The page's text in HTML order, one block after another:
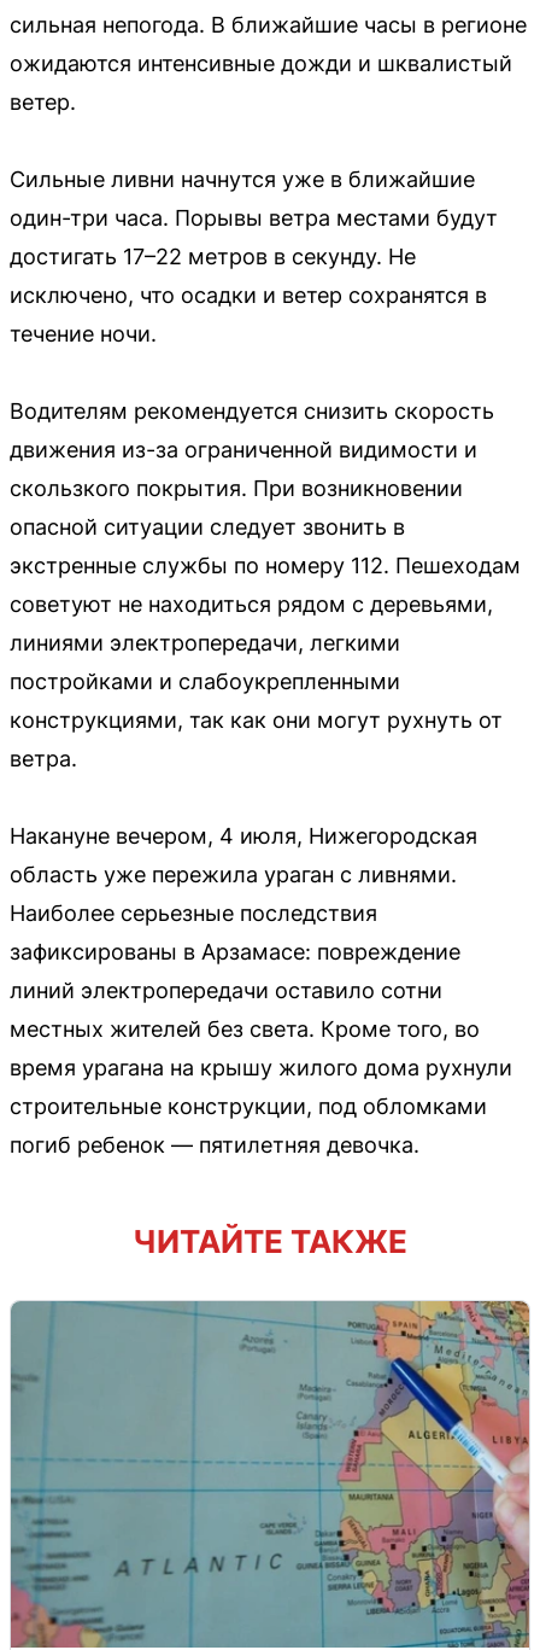
сильная непогода. В ближайшие часы в регионе
ожидаются интенсивные дожди и шквалистый
ветер.
Сильные ливни начнутся уже в ближайшие
один-три часа. Порывы ветра местами будут
достигать 17–22 метров в секунду. Не
исключено, что осадки и ветер сохранятся в
течение ночи.
Водителям рекомендуется снизить скорость
движения из-за ограниченной видимости и
скользкого покрытия. При возникновении
опасной ситуации следует звонить в
экстренные службы по номеру 112. Пешеходам
советуют не находиться рядом с деревьями,
линиями электропередачи, легкими
постройками и слабоукрепленными
конструкциями, так как они могут рухнуть от
ветра.
Накануне вечером, 4 июля, Нижегородская
область уже пережила ураган с ливнями.
Наиболее серьезные последствия
зафиксированы в Арзамасе: повреждение
линий электропередачи оставило сотни
местных жителей без света. Кроме того, во
время урагана на крышу жилого дома рухнули
строительные конструкции, под обломками
погиб ребенок — пятилетняя девочка.
ЧИТАЙТЕ ТАКЖЕ